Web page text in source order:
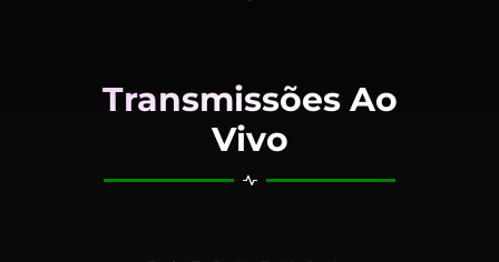
Transmissões Ao
Vivo